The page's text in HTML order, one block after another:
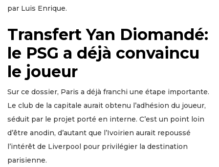
par Luis Enrique.
Transfert Yan Diomandé:
le PSG a déjà convaincu
le joueur
Sur ce dossier, Paris a déjà franchi une étape importante.
Le club de la capitale aurait obtenu l’adhésion du joueur,
séduit par le projet porté en interne. C’est un point loin
d’être anodin, d’autant que l’Ivoirien aurait repoussé
l’intérêt de Liverpool pour privilégier la destination
parisienne.